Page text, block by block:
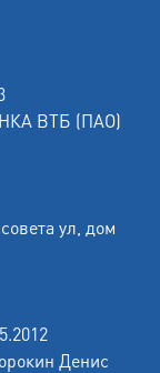
ВТБ (ПАО)
ул, дом
Денис